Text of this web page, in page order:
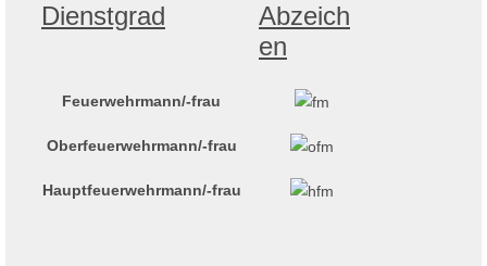
Dienstgrad
Abzeich
en
Feuerwehrmann/-frau
Oberfeuerwehrmann/-frau
Hauptfeuerwehrmann/-frau